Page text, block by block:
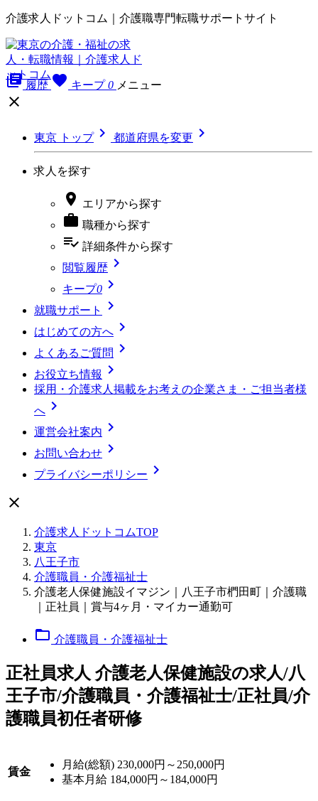
介護求人ドットコム｜介護職専門転職サポートサイト
library_books 履歴 favorite キープ 0 メニュー

東京 トップ 都道府県を変更 
求人を探す
 エリアから探す
 職種から探す
playlist_add_check 詳細条件から探す
閲覧履歴 
キープ0 
就職サポート 
はじめての方へ 
よくあるご質問 
お役立ち情報 
採用・介護求人掲載をお考えの企業さま・ご担当者様
へ 
運営会社案内 
お問い合わせ 
プライバシーポリシー 

介護求人ドットコムTOP
東京
八王子市
介護職員・介護福祉士
介護老人保健施設イマジン｜八王子市椚田町｜介護職
｜正社員｜賞与4ヶ月・マイカー通勤可
folder_open 介護職員・介護福祉士
正社員求人 介護老人保健施設の求人/八
王子市/介護職員・介護福祉士/正社員/介
護職員初任者研修
賃金
月給(総額) 230,000円～250,000円
基本月給 184,000円～184,000円